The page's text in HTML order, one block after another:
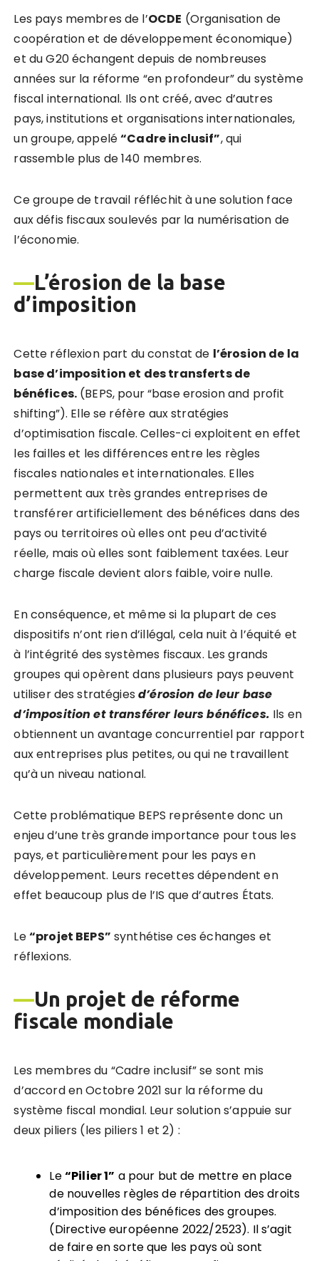
Les pays membres de l’OCDE (Organisation de
coopération et de développement économique)
et du G20 échangent depuis de nombreuses
années sur la réforme “en profondeur” du système
fiscal international. Ils ont créé, avec d’autres
pays, institutions et organisations internationales,
un groupe, appelé“Cadre inclusif”, qui
rassemble plus de 140 membres.
Ce groupe de travail réfléchit à une solution face
aux défis fiscaux soulevés par la numérisation de
l’économie.
—L’érosion de la base
d’imposition
Cette réflexion part du constat de l’érosion de la
base d’imposition et destransfertsde
bénéfices. (BEPS, pour “base erosion and profit
shifting”). Elle se réfère aux stratégies
d’optimisation fiscale. Celles-ci exploitent en effet
les failles et les différences entre les règles
fiscales nationales et internationales. Elles
permettent aux très grandes entreprises de
transférer artificiellement des bénéfices dans des
pays ou territoires où elles ont peu d’activité
réelle, mais où elles sont faiblement taxées. Leur
charge fiscale devient alors faible, voire nulle.
En conséquence, et même si la plupart de ces
dispositifs n’ont rien d’illégal, cela nuit à l’équité et
à l’intégrité des systèmes fiscaux. Les grands
groupes qui opèrent dans plusieurs pays peuvent
utiliser des stratégiesd’érosion de leur base
d’imposition et transférer leurs bénéfices. Ils en
obtiennent un avantage concurrentiel par rapport
aux entreprises plus petites, ou qui ne travaillent
qu’à un niveau national.
Cette problématique BEPS représente donc un
enjeu d’une très grande importance pour tous les
pays, et particulièrement pour les pays en
développement. Leurs recettes dépendent en
effet beaucoup plus de l’IS que d’autres États.
Le“projet BEPS” synthétise ces échanges et
réflexions.
—Un projet de réforme
fiscale mondiale
Les membres du “Cadre inclusif” se sont mis
d’accord en Octobre 2021 sur la réforme du
système fiscal mondial. Leur solution s’appuie sur
deux piliers (les piliers 1 et 2) :
Le“Pilier 1” a pour but de mettre en place
de nouvelles règles de répartition des droits
d’imposition des bénéfices des groupes.
(Directive européenne 2022/2523). Il s’agit
de faire en sorte que les pays où sont